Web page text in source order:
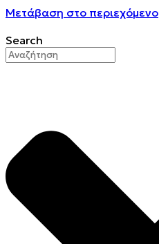
Μετάβαση στο περιεχόμενο
Search